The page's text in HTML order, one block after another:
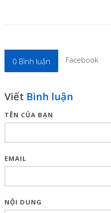
0 Bình luận Facebook
Viết Bình luận
TÊN CỦA BẠN
EMAIL
NỘI DUNG